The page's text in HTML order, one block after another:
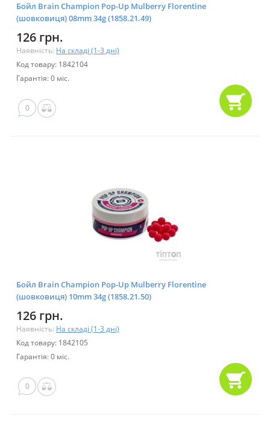
Бойл Brain Champion Pop-Up Mulberry Florentine
(шовковиця) 08mm 34g (1858.21.49)
126 грн.
Наявність: На складі (1-3 дні)
Код товару: 1842104
Гарантія: 0 міс.
0
Бойл Brain Champion Pop-Up Mulberry Florentine
(шовковиця) 10mm 34g (1858.21.50)
126 грн.
Наявність: На складі (1-3 дні)
Код товару: 1842105
Гарантія: 0 міс.
0